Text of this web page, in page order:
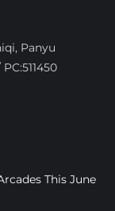
Panyu
This June